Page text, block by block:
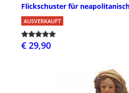
Flickschuster für
AUSVERKAUFT
€ 29,90